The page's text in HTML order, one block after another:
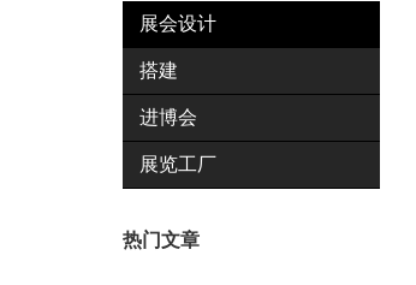
展会设计
搭建
进博会
展览工厂
热门文章